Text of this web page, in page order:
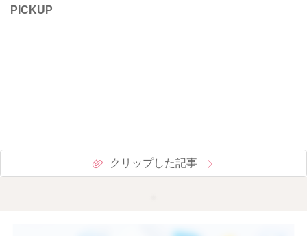
PICKUP
クリップした記事